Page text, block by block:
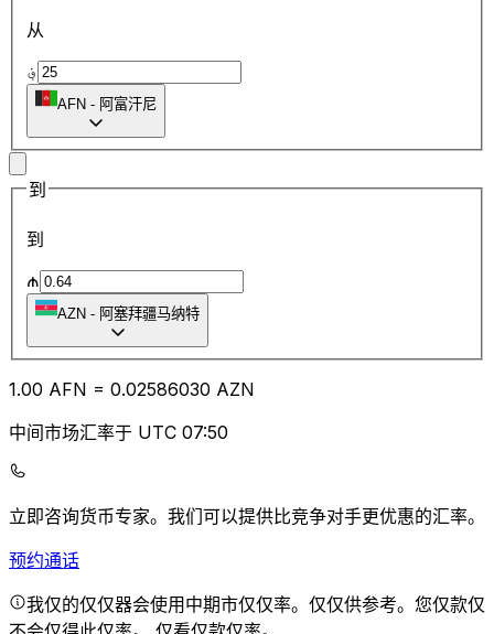
从
؋
AFN - 阿富汗尼
到
到
₼
AZN - 阿塞拜疆马纳特
1.00 AFN = 0.02586030 AZN
中间市场汇率于 UTC 07:50
立即咨询货币专家。 我们可以提供比竞争对手更优惠的汇率。
预约通话
我仅的仅仅器会使用中期市仅仅率。仅仅供参考。您仅款仅